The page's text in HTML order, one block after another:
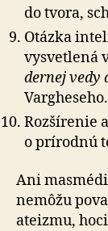
do tvora,
Otázka
vysvetlená
der­nej vedy
Vargheseho.
Rozšírenie
o prí­rod­nú
Ani
nemôžu
ateizmu,